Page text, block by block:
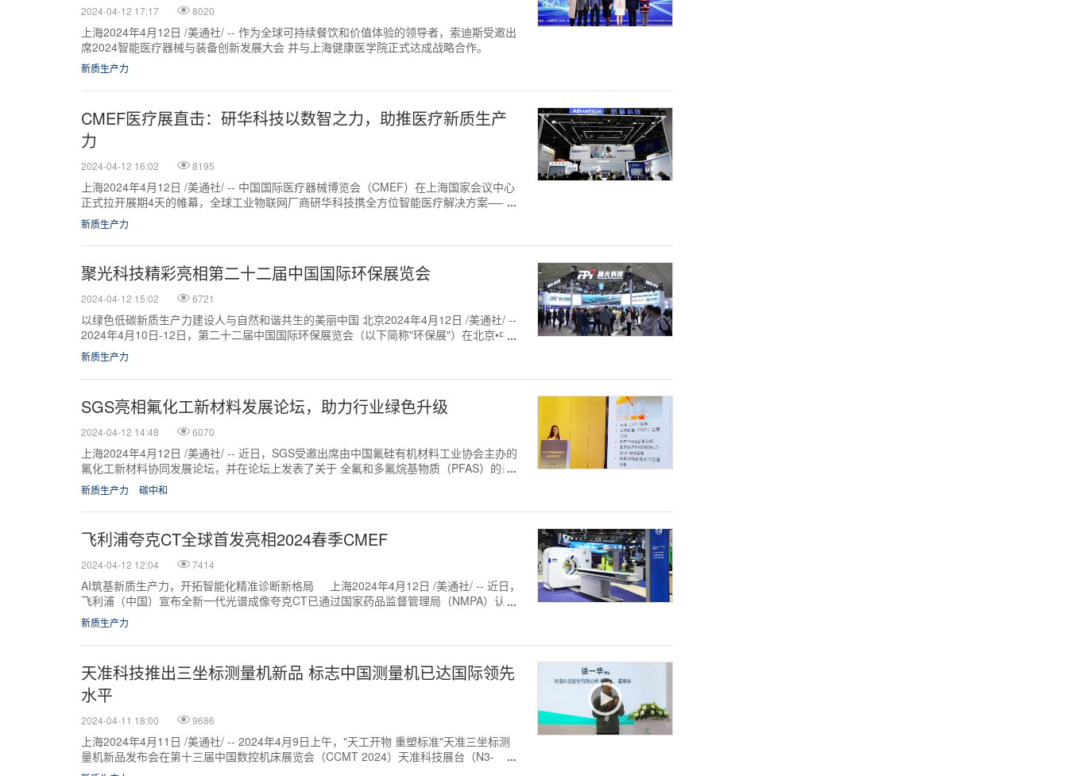
2024-04-12 17:17 8020
上海2024年4月12日 /美通社/ -- 作为全球可持续餐饮和价值体验的领导者，索迪斯受邀出
席2024智能医疗器械与装备创新发展大会 并与上海健康医学院正式达成战略合作。
新质生产力
CMEF医疗展直击：研华科技以数智之力，助推医疗新质生产
力
2024-04-12 16:02 8195
上海2024年4月12日 /美通社/ -- 中国国际医疗器械博览会（CMEF）在上海国家会议中心
正式拉开展期4天的帷幕，全球工业物联网厂商研华科技携全方位智能医疗解决方案——
覆盖智慧病房、智慧手术室...
新质生产力
聚光科技精彩亮相第二十二届中国国际环保展览会
2024-04-12 15:02 6721
以绿色低碳新质生产力建设人与自然和谐共生的美丽中国 北京2024年4月12日 /美通社/ --
2024年4月10日-12日，第二十二届中国国际环保展览会（以下简称"环保展"）在北京•中
国国际展览...
新质生产力
SGS亮相氟化工新材料发展论坛，助力行业绿色升级
2024-04-12 14:48 6070
上海2024年4月12日 /美通社/ -- 近日，SGS受邀出席由中国氟硅有机材料工业协会主办的
氟化工新材料协同发展论坛，并在论坛上发表了关于 全氟和多氟烷基物质（PFAS）的最
新管控动态以及企业低碳...
新质生产力 碳中和
飞利浦夸克CT全球首发亮相2024春季CMEF
2024-04-12 12:04 7414
AI筑基新质生产力，开拓智能化精准诊断新格局 上海2024年4月12日 /美通社/ -- 近日，
飞利浦（中国）宣布全新一代光谱成像夸克CT已通过国家药品监督管理局（NMPA）认
证，于中国市...
新质生产力
天准科技推出三坐标测量机新品 标志中国测量机已达国际领先
水平
2024-04-11 18:00 9686
上海2024年4月11日 /美通社/ -- 2024年4月9日上午，"天工开物 重塑标准"天准三坐标测
量机新品发布会在第十三届中国数控机床展览会（CCMT 2024）天准科技展台（N3-
B113）...